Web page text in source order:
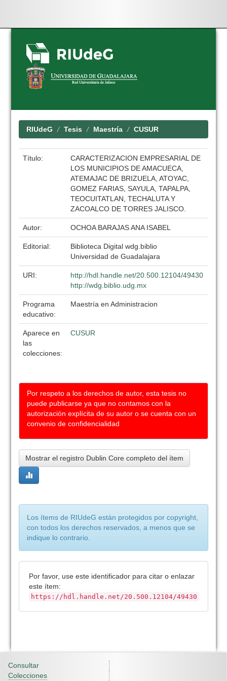
Skip
navigation
RIUdeG Tesis Maestría CUSUR
Título:
CARACTERIZACION EMPRESARIAL DE
LOS MUNICIPIOS DE AMACUECA,
ATEMAJAC DE BRIZUELA, ATOYAC,
GOMEZ FARIAS, SAYULA, TAPALPA,
TEOCUITATLAN, TECHALUTA Y
ZACOALCO DE TORRES JALISCO.
Autor: OCHOA BARAJAS ANA ISABEL
Editorial:
Biblioteca Digital wdg.biblio
Universidad de Guadalajara
URI:
http://hdl.handle.net/20.500.12104/49430
http://wdg.biblio.udg.mx
Programa
educativo:
Maestría en Administracion
Aparece en
las
colecciones:
CUSUR
Por respeto a los derechos de autor, esta tesis no
puede publicarse ya que no contamos con la
autorización explícita de su autor o se cuenta con un
convenio de confidencialidad
Mostrar el registro Dublin Core completo del ítem
Los ítems de RIUdeG están protegidos por copyright,
con todos los derechos reservados, a menos que se
indique lo contrario.
Por favor, use este identificador para citar o enlazar
este ítem:
https://hdl.handle.net/20.500.12104/49430
Consultar
Colecciones